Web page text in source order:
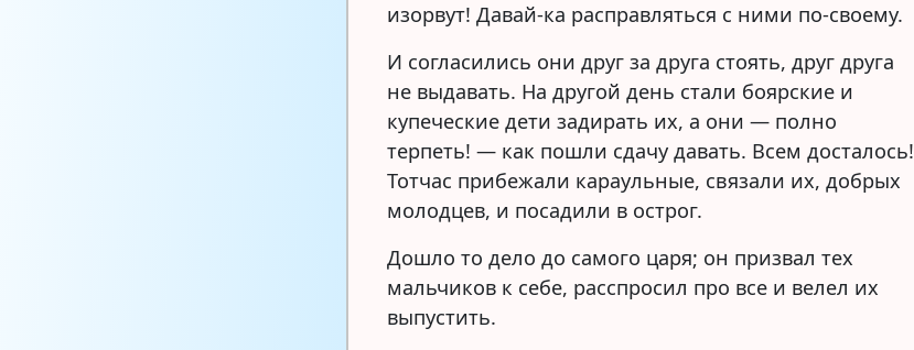
изорвут! Давай-ка расправляться с ними по-своему.
И согласились они друг за друга стоять, друг друга
не выдавать. На другой день стали боярские и
купеческие дети задирать их, а они — полно
терпеть! — как пошли сдачу давать. Всем досталось!
Тотчас прибежали караульные, связали их, добрых
молодцев, и посадили в острог.
Дошло то дело до самого царя; он призвал тех
мальчиков к себе, расспросил про все и велел их
выпустить.